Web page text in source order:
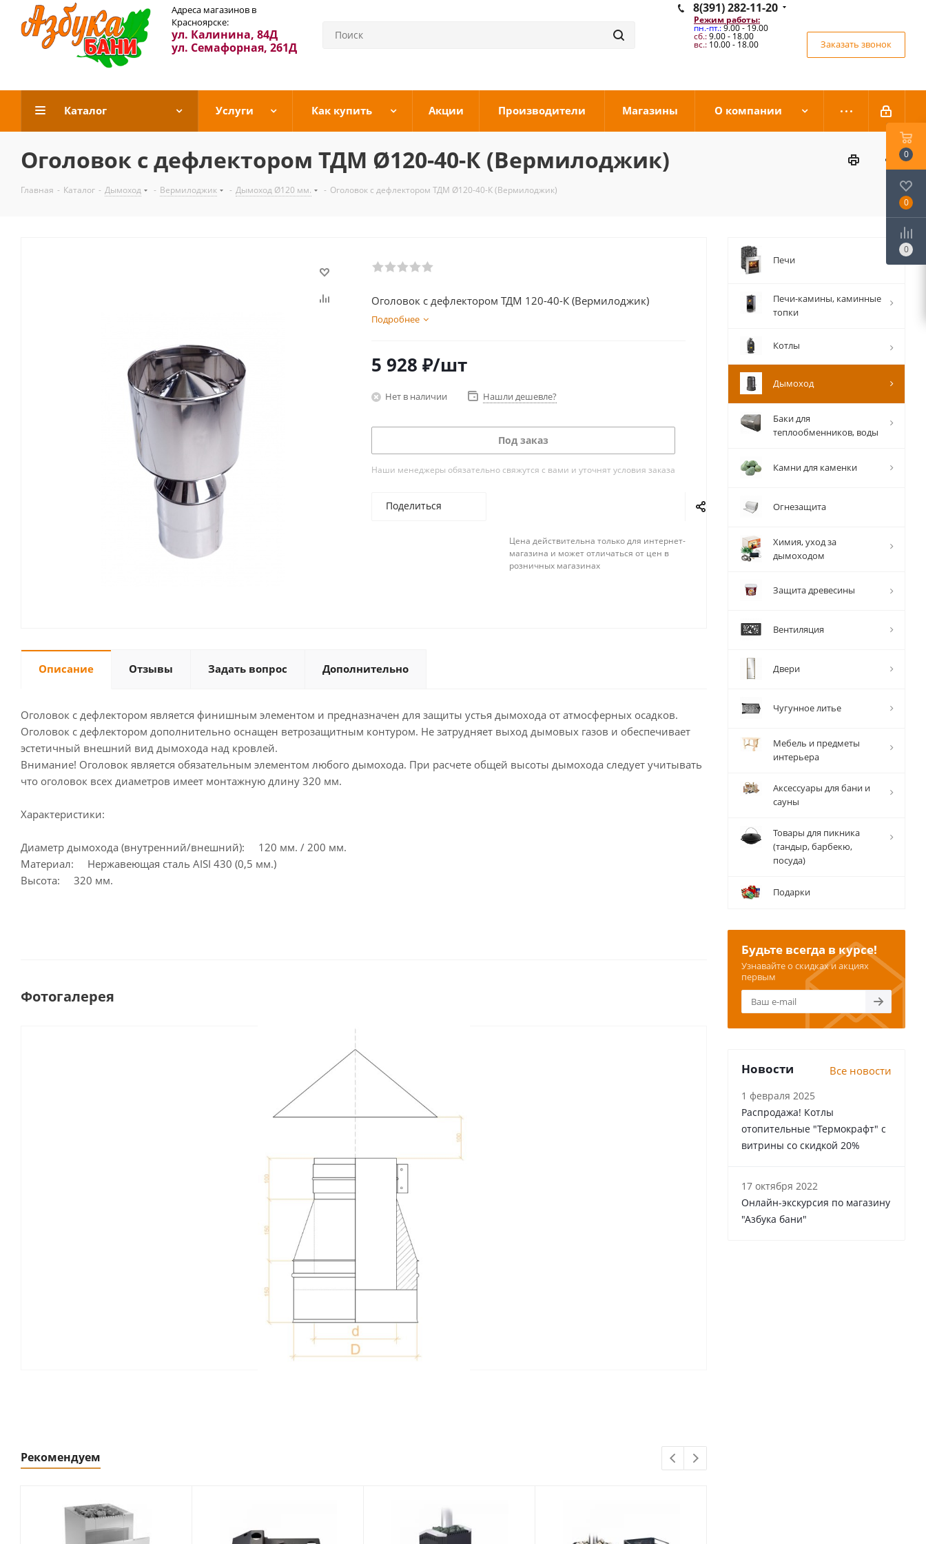
Адреса магазинов в
Красноярске:
ул. Калинина, 84Д
ул. Семафорная, 261Д
8(391) 282-11-20
Режим работы:
пн.-пт.:9.00 - 19.00
сб.:9.00 - 18.00
вс.: 10.00 - 18.00 Заказать звонок
Каталог Услуги Как купить Акции Производители Магазины О компании
Оголовок с дефлектором ТДМ Ø120-40-К (Вермилоджик)
Главная - Каталог - Дымоход - Вермилоджик - Дымоход Ø120 мм. - Оголовок с дефлектором ТДМ Ø120-40-К (Вермилоджик)
Оголовок с дефлектором ТДМ 120-40-К (Вермилоджик)
Подробнее
5 928 ₽/шт
Нет в наличии Нашли дешевле?
Под заказ
Наши менеджеры обязательно свяжутся с вами и уточнят условия заказа
Поделиться
Цена действительна только для интернет-
магазина и может отличаться от цен в
розничных магазинах
Описание Отзывы Задать вопрос Дополнительно
Оголовок с дефлектором является финишным элементом и предназначен для защиты устья дымохода от атмосферных осадков.
Оголовок с дефлектором дополнительно оснащен ветрозащитным контуром. Не затрудняет выход дымовых газов и обеспечивает
эстетичный внешний вид дымохода над кровлей.
Внимание! Оголовок является обязательным элементом любого дымохода. При расчете общей высоты дымохода следует учитывать
что оголовок всех диаметров имеет монтажную длину 320 мм.
Характеристики:
Диаметр дымохода (внутренний/внешний): 120 мм. / 200 мм.
Материал: Нержавеющая сталь AISI 430 (0,5 мм.)
Высота: 320 мм.
Фотогалерея
Рекомендуем
Печи
Печи-камины, каминные
топки
Котлы
Дымоход
Баки для
теплообменников, воды
Камни для каменки
Огнезащита
Химия, уход за
дымоходом
Защита древесины
Вентиляция
Двери
Чугунное литье
Мебель и предметы
интерьера
Аксессуары для бани и
сауны
Товары для пикника
(тандыр, барбекю,
посуда)
Подарки
Будьте всегда в курсе!
Узнавайте о скидках и акциях
первым
Новости Все новости
1 февраля 2025
Распродажа! Котлы
отопительные "Термокрафт" с
витрины со скидкой 20%
17 октября 2022
Онлайн-экскурсия по магазину
"Азбука бани"
0
0
0